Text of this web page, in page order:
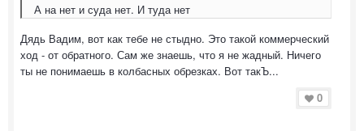
А на нет и суда нет. И туда нет
Дядь Вадим, вот как тебе не стыдно. Это такой коммерческий
ход - от обратного. Сам же знаешь, что я не жадный. Ничего
ты не понимаешь в колбасных обрезках. Вот такЪ...
0